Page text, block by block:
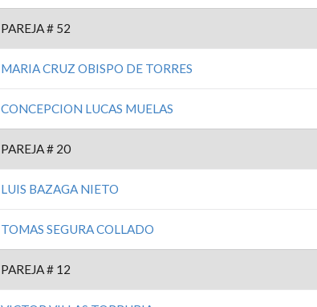
PAREJA # 52
MARIA CRUZ OBISPO DE TORRES
CONCEPCION LUCAS MUELAS
PAREJA # 20
LUIS BAZAGA NIETO
TOMAS SEGURA COLLADO
PAREJA # 12